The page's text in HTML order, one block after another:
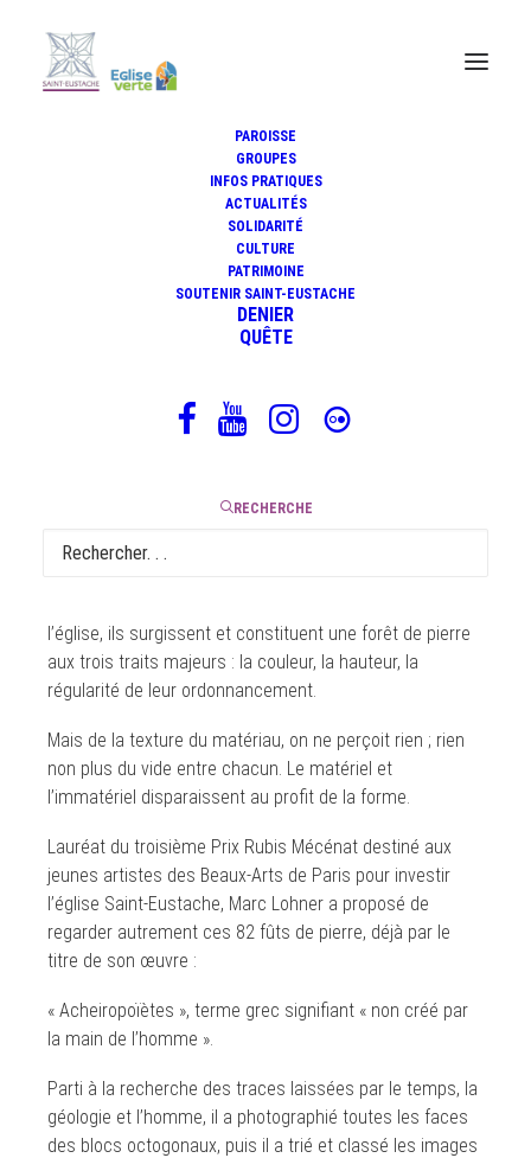
PAROISSE
GROUPES
INFOS PRATIQUES
ACTUALITÉS
SOLIDARITÉ
CULTURE
PATRIMOINE
SOUTENIR SAINT-EUSTACHE
DENIER
QUÊTE
RECHERCHE
Acheiropoïètes de Marc Lohner
25 septembre 2023 |
Eustache ?
l’église, ils surgissent et constituent une forêt de pierre
aux trois traits majeurs : la couleur, la hauteur, la
régularité de leur ordonnancement.
Mais de la texture du matériau, on ne perçoit rien ; rien
non plus du vide entre chacun. Le matériel et
l’immatériel disparaissent au profit de la forme.
Lauréat du troisième Prix Rubis Mécénat destiné aux
jeunes artistes des Beaux-Arts de Paris pour investir
l’église Saint-Eustache, Marc Lohner a proposé de
regarder autrement ces 82 fûts de pierre, déjà par le
titre de son œuvre :
« Acheiropoïètes », terme grec signifiant « non créé par
la main de l’homme ».
Parti à la recherche des traces laissées par le temps, la
géologie et l’homme, il a photographié toutes les faces
des blocs octogonaux, puis il a trié et classé les images